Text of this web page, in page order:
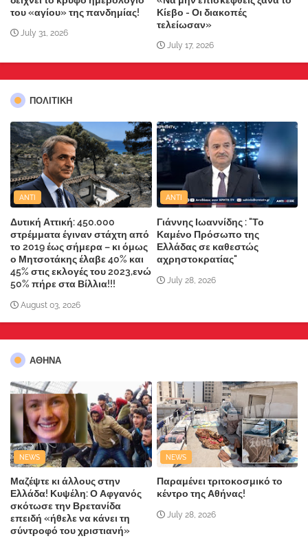
του «αγίου» της πανδημίας!
July 31, 2026
Κίεβο - Οι διακοπές
τελείωσαν»
July 17, 2026
ΠΟΛΙΤΙΚΗ
ANTI
Δυτική Αττική: 450.000
στρέμματα έγιναν στάχτη από
το 2019 έως σήμερα – κι όμως
ο Μητσοτάκης έλαβε 40% και
45% στις εκλογές του 2023,ενώ
50% πήρε στα Βίλλια!!!
August 03, 2026
ANTI
Γιάννης Ιωαννίδης : "Το
Καμένο Πρόσωπο της
Ελλάδας σε καθεστώς
αχρηστοκρατίας"
July 28, 2026
ΑΘΗΝΑ
NEWS
Μαζέψτε κι άλλους στην
Ελλάδα! Κυψέλη: Ο Αφγανός
σκότωσε την Βρετανίδα
επειδή «ήθελε να κάνει τη
σύντροφό του χριστιανή»
NEWS
Παραμένει τριτοκοσμικό το
κέντρο της Αθήνας!
July 28, 2026